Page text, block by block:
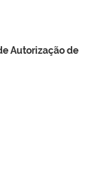
Autorização de